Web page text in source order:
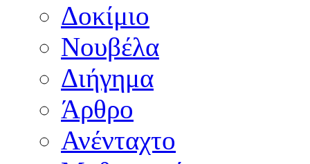
Δοκίμιο
Νουβέλα
Διήγημα
Άρθρο
Ανένταχτο